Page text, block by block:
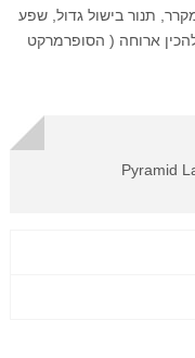
תנור בישול גדול, שפע
ארוחה ( הסופרמרקט